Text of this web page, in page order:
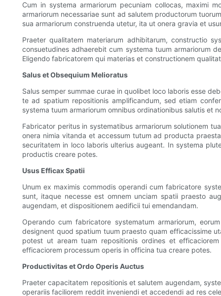
Cum in systema armariorum pecuniam collocas, maximi
armariorum necessariae sunt ad salutem productorum
sua armariorum construenda utetur, ita ut onera gravia et
Praeter qualitatem materiarum adhibitarum, constructio
consuetudines adhaerebit cum systema tuum armariorum
Eligendo fabricatorem qui materias et constructionem
Salus et Obsequium Melioratus
Salus semper summae curae in quolibet loco laboris esse
te ad spatium repositionis amplificandum, sed etiam
systema tuum armariorum omnibus ordinationibus salutis et
Fabricator peritus in systematibus armariorum solutionem
onera nimia vitanda et accessum tutum ad producta
securitatem in loco laboris ulterius augeant. In systema
productis creare potes.
Usus Efficax Spatii
Unum ex maximis commodis operandi cum fabricatore
sunt, itaque necesse est omnem unciam spatii praesto
augendam, et dispositionem aedificii tui emendandam.
Operando cum fabricatore systematum armariorum,
designent quod spatium tuum praesto quam efficacissime
potest ut aream tuam repositionis ordines et
efficaciorem processum operis in officina tua creare potes.
Productivitas et Ordo Operis Auctus
Praeter capacitatem repositionis et salutem augendam,
operariis faciliorem reddit inveniendi et accedendi ad res